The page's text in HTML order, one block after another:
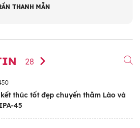
THANH MẪN
28
thúc tốt đẹp chuyến thăm Lào và
45